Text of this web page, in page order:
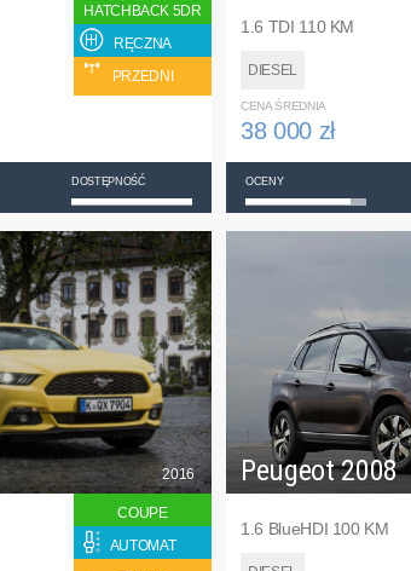
HATCHBACK 5DR
RĘCZNA
PRZEDNI
DOSTĘPNOŚĆ
1.6 TDI 110 KM
DIESEL
CENA ŚREDNIA
38 000 zł
OCENY
2016
COUPE
AUTOMAT
Peugeot 2008
1.6 BlueHDI 100 KM